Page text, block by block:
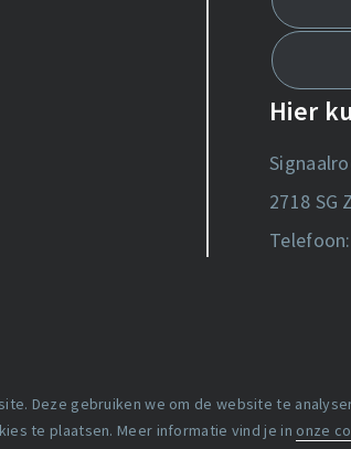
Deze gebruiken we om de website te
te plaatsen. Meer informatie vind je in onze
Hier
2718 SG